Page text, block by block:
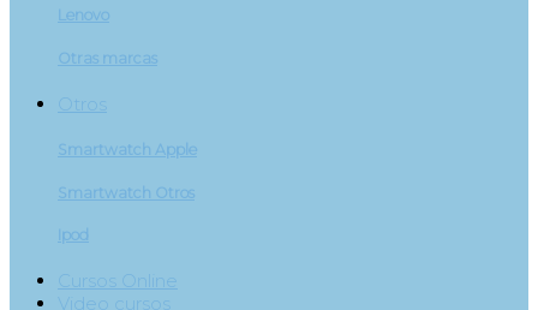
Lenovo
Otras marcas
Otros
Smartwatch Apple
Smartwatch Otros
Ipod
Cursos Online
Video cursos